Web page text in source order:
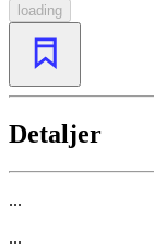
loading
Detaljer
...
...